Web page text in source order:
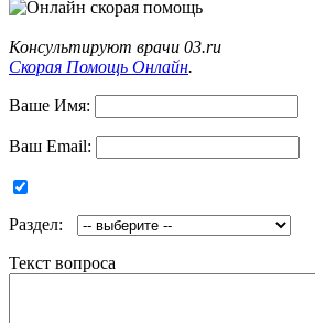
Консультируют врачи 03.ru
Скорая Помощь Онлайн.
Ваше Имя:
Ваш Email:
Раздел:
Текст вопроса